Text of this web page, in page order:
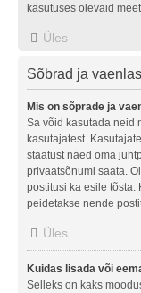
käsutuses olevaid
Üles
Sõbrad ja
Mis on sõprade ja
Sa võid kasutada neid
kasutajatest.
staatust näed oma
privaatsõnumi saata.
postitusi ka esile tõsta.
peidetakse nende
Üles
Kuidas lisada või
Selleks on kaks